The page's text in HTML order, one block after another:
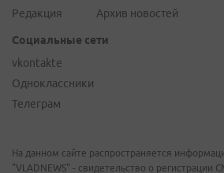
Редакция
Архив новостей
Социальные сети
vkontakte
Одноклассники
Телеграм
На данном сайте распространяется
"VLADNEWS" - свидетельство о